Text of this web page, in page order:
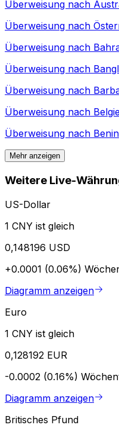
Überweisung nach
Überweisung nach
Überweisung nach
Überweisung nach
Überweisung nach
Überweisung nach
Überweisung nach Benin
Mehr anzeigen
Weitere Live-
US-Dollar
1 CNY ist gleich
0,148196 USD
+0.0001 (0.06%)
Diagramm anzeigen
Euro
1 CNY ist gleich
0,128192 EUR
-0.0002 (0.16%)
Diagramm anzeigen
Britisches Pfund